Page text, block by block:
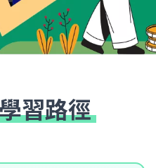
習路徑